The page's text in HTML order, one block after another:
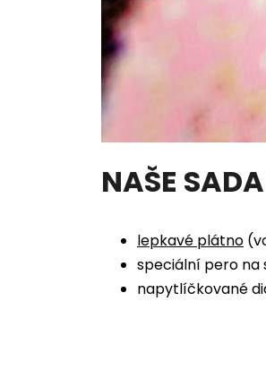
NAŠE
lepkavé plátno
speciální pero na
napytlíčkované